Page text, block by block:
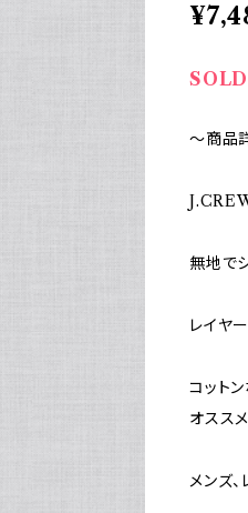
～商品
無地で
レイヤ
コット
オススメ
メンズ